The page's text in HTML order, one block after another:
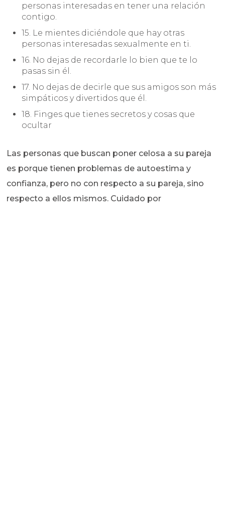
personas interesadas en tener una relación
contigo.
15. Le mientes diciéndole que hay otras
personas interesadas sexualmente en ti.
16. No dejas de recordarle lo bien que te lo
pasas sin él.
17. No dejas de decirle que sus amigos son más
simpáticos y divertidos que él.
18. Finges que tienes secretos y cosas que
ocultar
Las personas que buscan poner celosa a su pareja
es porque tienen problemas de autoestima y
confianza, pero no con respecto a su pareja, sino
respecto a ellos mismos. Cuidado por